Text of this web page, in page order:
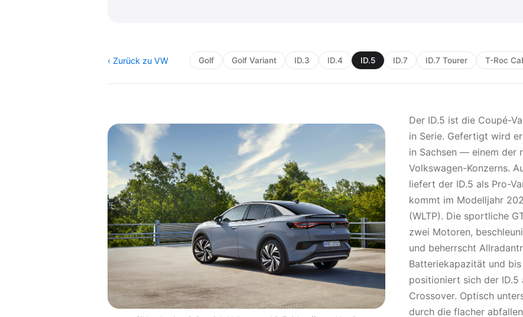
‹ Zurück zu VW Golf Golf Variant ID.3 ID.4 ID.5 ID.7 ID.7 Tourer T-Roc
Der ID.5 ist die Coupé-
in Serie. Gefertigt wird
in Sachsen — einem der
Volkswagen-Konzerns.
liefert der ID.5 als Pro-
kommt im Modelljahr
(WLTP). Die sportliche
zwei Motoren,
und beherrscht
Batteriekapazität und
positioniert sich der
Crossover. Optisch
durch die flacher